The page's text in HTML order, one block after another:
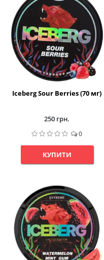
Iceberg Sour Berries (70 мг)
250 грн.
0
КУПИТИ